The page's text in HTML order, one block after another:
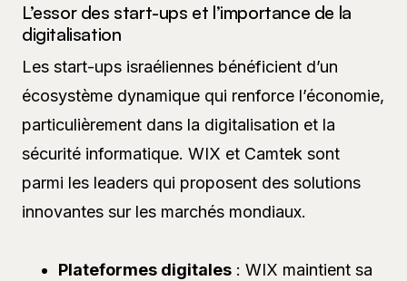
L’essor des start-ups et l’importance de la
digitalisation
Les start-ups israéliennes bénéficient d’un
écosystème dynamique qui renforce l’économie,
particulièrement dans la digitalisation et la
sécurité informatique. WIX et Camtek sont
parmi les leaders qui proposent des solutions
innovantes sur les marchés mondiaux.
Plateformes digitales : WIX maintient sa